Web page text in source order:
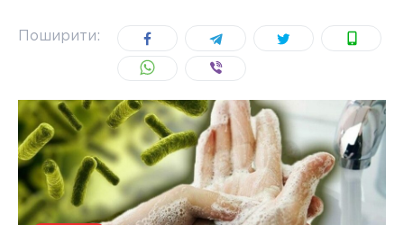
Поширити: